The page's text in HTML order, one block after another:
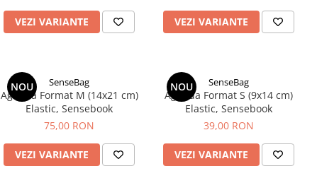
VEZI VARIANTE VEZI VARIANTE
NOU SenseBag
Agenda Format M (14x21 cm)
Elastic, Sensebook
75,00 RON
VEZI VARIANTE
NOU SenseBag
Agenda Format S (9x14 cm)
Elastic, Sensebook
39,00 RON
VEZI VARIANTE